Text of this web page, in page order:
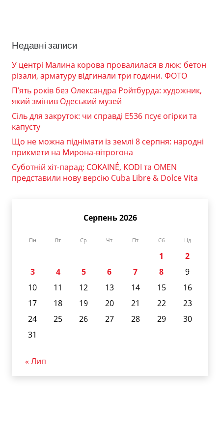
Недавні записи
У центрі Малина корова провалилася в люк: бетон
різали, арматуру відгинали три години. ФОТО
П’ять років без Олександра Ройтбурда: художник,
який змінив Одеський музей
Сіль для закруток: чи справді Е536 псує огірки та
капусту
Що не можна піднімати із землі 8 серпня: народні
прикмети на Мирона-вітрогона
Суботній хіт-парад: COKAINÉ, KODI та OMEN
представили нову версію Cuba Libre & Dolce Vita
Серпень 2026
Пн Вт Ср Чт Пт Сб Нд
1
2
3
4 5 6 7 8
9
10
11 12 13 14 15
16
17
18 19 20 21 22
23
24
25 26 27 28 29
30
31
« Лип